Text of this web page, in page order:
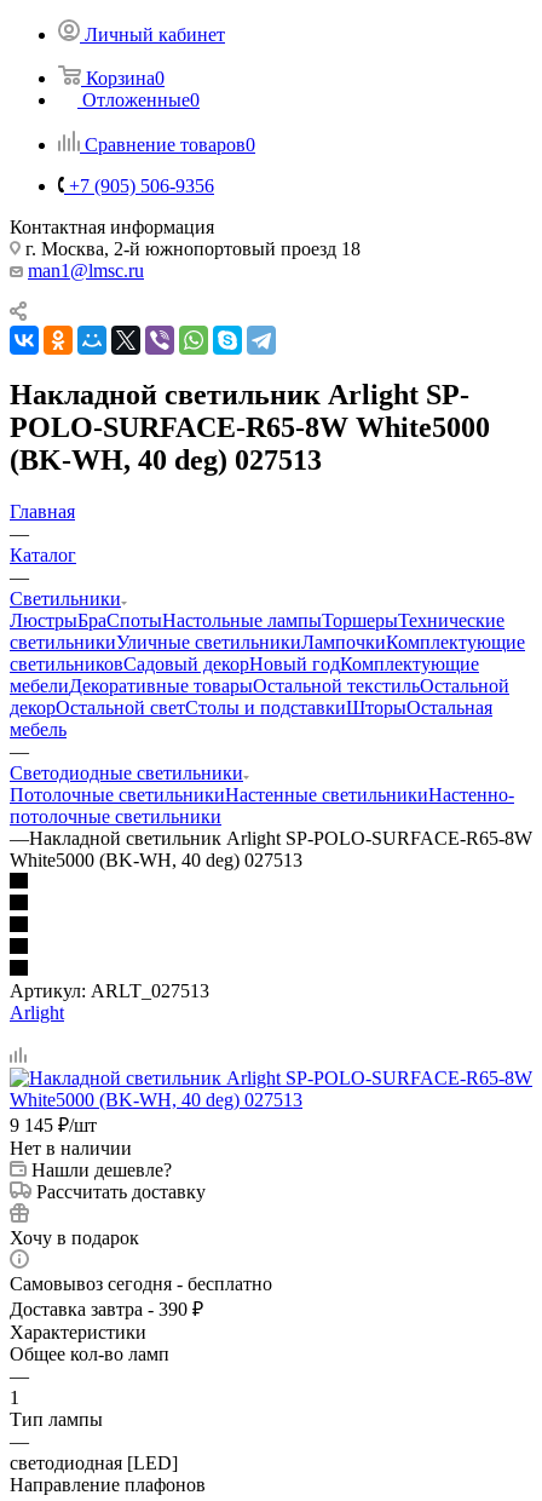
Личный кабинет
Корзина0
Отложенные0
Сравнение товаров0
+7 (905) 506-9356
Контактная информация
г. Москва, 2-й южнопортовый проезд 18
man1@lmsc.ru
Накладной светильник Arlight SP-
POLO-SURFACE-R65-8W White5000
(BK-WH, 40 deg) 027513
Главная
—
Каталог
—
Светильники
ЛюстрыБраСпотыНастольные лампыТоршерыТехнические
светильникиУличные светильникиЛампочкиКомплектующие
светильниковСадовый декорНовый годКомплектующие
мебелиДекоративные товарыОстальной текстильОстальной
декорОстальной светСтолы и подставкиШторыОстальная
мебель
—
Светодиодные светильники
Потолочные светильникиНастенные светильникиНастенно-
потолочные светильники
—Накладной светильник Arlight SP-POLO-SURFACE-R65-8W
White5000 (BK-WH, 40 deg) 027513
Артикул: ARLT_027513
Arlight
9 145 ₽/шт
Нет в наличии
Нашли дешевле?
Рассчитать доставку
Хочу в подарок
Самовывоз сегодня - бесплатно
Доставка завтра - 390 ₽
Характеристики
Общее кол-во ламп
—
1
Тип лампы
—
светодиодная [LED]
Направление плафонов